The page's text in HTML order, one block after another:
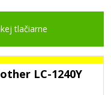
tlačiarne
LC-1240Y